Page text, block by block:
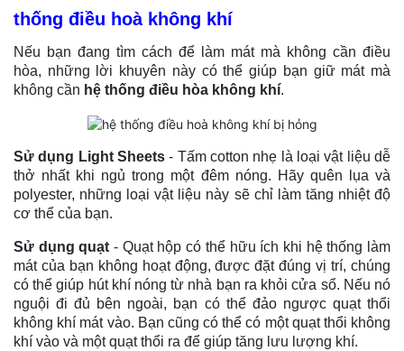
thống điều hoà không khí
Nếu bạn đang tìm cách để làm mát mà không cần điều
hòa, những lời khuyên này có thể giúp bạn giữ mát mà
không cần hệ thống điều hòa không khí.
Sử dụng Light Sheets - Tấm cotton nhẹ là loại vật liệu dễ
thở nhất khi ngủ trong một đêm nóng. Hãy quên lụa và
polyester, những loại vật liệu này sẽ chỉ làm tăng nhiệt độ
cơ thể của bạn.
Sử dụng quạt - Quạt hộp có thể hữu ích khi hệ thống làm
mát của bạn không hoạt động, được đặt đúng vị trí, chúng
có thể giúp hút khí nóng từ nhà bạn ra khỏi cửa sổ. Nếu nó
nguội đi đủ bên ngoài, bạn có thể đảo ngược quạt thổi
không khí mát vào. Bạn cũng có thể có một quạt thổi không
khí vào và một quạt thổi ra để giúp tăng lưu lượng khí.